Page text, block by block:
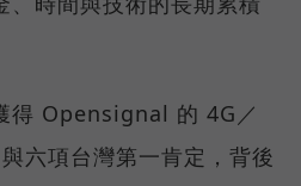
得 Opensignal 的 4G／
六項台灣第一肯定，背後